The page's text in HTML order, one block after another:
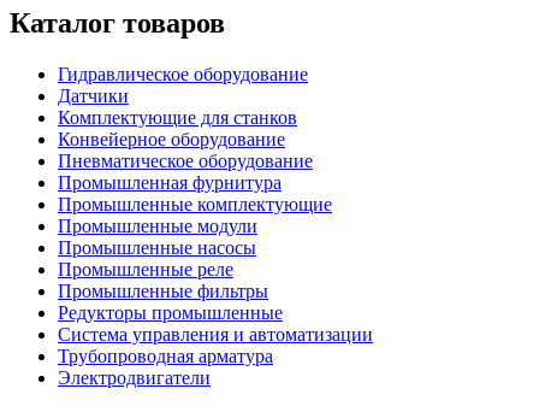
Каталог товаров
Гидравлическое оборудование
Датчики
Комплектующие для станков
Конвейерное оборудование
Пневматическое оборудование
Промышленная фурнитура
Промышленные комплектующие
Промышленные модули
Промышленные насосы
Промышленные реле
Промышленные фильтры
Редукторы промышленные
Система управления и автоматизации
Трубопроводная арматура
Электродвигатели